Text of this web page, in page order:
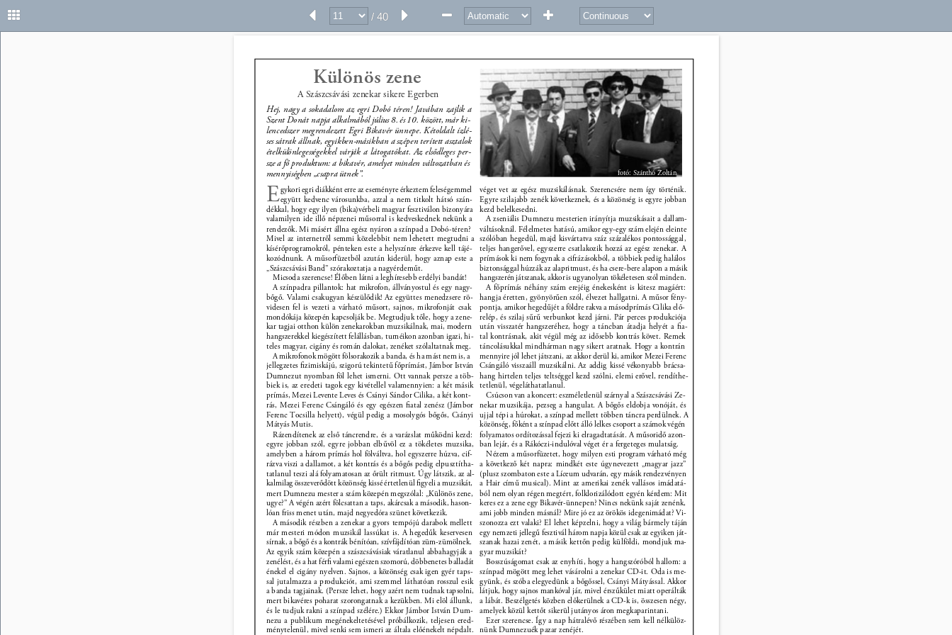
/ 40
Különös zene
A Szászcsávási zenekar sikere Egerben
Hej, nagy a sokadalom az egri Dobó téren! Javában zajlik a
Szent Donát napja alkalmából július 8. és 10. között, már ki-
lencedszer megrendezett Egri Bikavér ünnepe. Kétoldalt ízlé-
ses sátrak állnak, egyikben-másikban a szépen terített asztalok
ételkülönlegességekkel várják a látogatókat. Az elsődleges per-
sze a fő produktum: a bikavér, amelyet minden változatban és
mennyiségben „csapra ütnek”.
E gykori egri diákként erre az eseményre érkeztem feleségemmel
együtt kedvenc városunkba, azzal a nem titkolt hátsó szán-
dékkal, hogy egy ilyen (bika)vérbeli magyar fesztiválon bizonyára
valamilyen ide illő népzenei műsorral is kedveskednek nekünk a
rendezők. Mi másért állna egész nyáron a színpad a Dobó-téren?
Mivel az internetről semmi közelebbit nem lehetett megtudni a
kísérőprogramokról, pénteken este a helyszínre érkezve kell tájé-
kozódnunk. A műsorfüzetből azután kiderül, hogy aznap este a
„Szászcsávási Band” szórakoztatja a nagyérdeműt.
Micsoda szerencse! Élőben látni a leghíresebb erdélyi bandát!
A színpadra pillantok: hat mikrofon, állványostul és egy nagy-
bőgő. Valami csakugyan készülődik! Az együttes menedzsere rö-
videsen fel is vezeti a várható műsort, sajnos, mikrofonját csak
mondókája közepén kapcsolják be. Megtudjuk tőle, hogy a zene-
kar tagjai otthon külön zenekarokban muzsikálnak, mai, modern
hangszerekkel kiegészített felállásban, turnéikon azonban igazi, hi-
teles magyar, cigány és román dalokat, zenéket szólaltatnak meg.
A mikrofonok mögött fölsorakozik a banda, és ha mást nem is, a
jellegzetes ﬁzimiskájú, szigorú tekintetű főprímást, Jámbor István
Dumnezut nyomban föl lehet ismerni. Ott vannak persze a töb-
biek is, az eredeti tagok egy kivétellel valamennyien: a két másik
prímás, Mezei Levente Leves és Csányi Sándor Cilika, a két kont-
rás, Mezei Ferenc Csángáló és egy egészen ﬁatal zenész (Jámbor
Ferenc Tocsilla helyett), végül pedig a mosolygós bőgős, Csányi
Mátyás Mutis.
Rázendítenek az első táncrendre, és a varázslat működni kezd:
egyre jobban szól, egyre jobban elbűvöl ez a tökéletes muzsika,
amelyben a három prímás hol fölváltva, hol egyszerre húzva, cif-
rázva viszi a dallamot, a két kontrás és a bőgős pedig elpusztítha-
tatlanul teszi alá folyamatosan az őrült ritmust. Úgy látszik, az al-
kalmilag összeverődött közönség kissé értetlenül ﬁgyeli a muzsikát,
mert Dumnezu mester a szám közepén megszólal: „Különös zene,
ugye?” A végén azért fölcsattan a taps, akárcsak a második, hason-
lóan friss menet után, majd negyedóra szünet következik.
A második részben a zenekar a gyors tempójú darabok mellett
már mesteri módon muzsikál lassúkat is. A hegedűk keservesen
sírnak, a bőgő és a kontrák bénítóan, szívfájdítóan züm-zümölnek.
Az egyik szám közepén a szászcsávásiak váratlanul abbahagyják a
zenélést, és a hat férﬁ valami egészen szomorú, döbbenetes balladát
énekel el cigány nyelven. Sajnos, a közönség csak igen gyér taps-
sal jutalmazza a produkciót, ami szemmel láthatóan rosszul esik
a banda tagjainak. (Persze lehet, hogy azért nem tudnak tapsolni,
mert bikavéres poharat szorongatnak a kezükben. Mi elöl állunk,
és le tudjuk rakni a színpad szélére.) Ekkor Jámbor István Dum-
nezu a publikum megénekeltetésével próbálkozik, teljesen ered-
ménytelenül, mivel senki sem ismeri az általa előénekelt népdalt.
véget vet az egész muzsikálásnak. Szerencsére nem így történik.
Egyre szilajabb zenék következnek, és a közönség is egyre jobban
kezd belelkesedni.
A zseniális Dumnezu mesterien irányítja muzsikásait a dallam-
váltásoknál. Félelmetes hatású, amikor egy-egy szám elején eleinte
szólóban hegedül, majd kisvártatva száz százalékos pontossággal,
teljes hangerővel, egyszerre csatlakozik hozzá az egész zenekar. A
prímások ki nem fogynak a cifrázásokból, a többiek pedig halálos
biztonsággal húzzák az alapritmust, és ha csere-bere alapon a másik
hangszerén játszanak, akkor is ugyanolyan tökéletesen szól minden.
A főprímás néhány szám erejéig énekesként is kitesz magáért:
hangja éretten, gyönyörűen szól, élvezet hallgatni. A műsor fény-
pontja, amikor hegedűjét a földre rakva a másodprímás Cilika elő-
relép, és szilaj sűrű verbunkot kezd járni. Pár perces produkciója
után visszatér hangszeréhez, hogy a táncban átadja helyét a ﬁa-
tal kontrásnak, akit végül még az idősebb kontrás követ. Remek
táncolásukkal mindhárman nagy sikert aratnak. Hogy a kontrán
mennyire jól lehet játszani, az akkor derül ki, amikor Mezei Ferenc
Csángáló visszaáll muzsikálni. Az addig kissé vékonyabb brácsa-
hang hirtelen teljes teltséggel kezd szólni, elemi erővel, rendíthe-
tetlenül, végeláthatatlanul.
Csúcson van a koncert: eszméletlenül szárnyal a Szászcsávási Ze-
nekar muzsikája, pezseg a hangulat. A bőgős eldobja vonóját, és
ujjal tépi a húrokat, a színpad mellett többen táncra perdülnek. A
közönség, főként a színpad előtt álló lelkes csoport a számok végén
folyamatos ordítozással fejezi ki elragadtatását. A műsoridő azon-
ban lejár, és a Rákóczi-indulóval véget ér a fergeteges mulatság.
Nézem a műsorfüzetet, hogy milyen esti program várható még
a következő két napra: mindkét este úgynevezett „magyar jazz”
(plusz szombaton este a Líceum udvarán, egy másik rendezvényen
a Hair című musical). Mint az amerikai zenék vallásos imádatá-
ból nem olyan régen megtért, folklorizálódott egyén kérdem: Mit
keres ez a zene egy Bikavér-ünnepen? Nincs nekünk saját zenénk,
ami jobb minden másnál? Mire jó ez az örökös idegenimádat? Vi-
szonozza ezt valaki? El lehet képzelni, hogy a világ bármely táján
egy nemzeti jellegű fesztivál három napja közül csak az egyiken ját-
szanak hazai zenét, a másik kettőn pedig külföldi, mondjuk ma-
gyar muzsikát?
Bosszúságomat csak az enyhíti, hogy a hangszóróból hallom: a
színpad mögött meg lehet vásárolni a zenekar CD-it. Oda is me-
gyünk, és szóba elegyedünk a bőgőssel, Csányi Mátyással. Akkor
látjuk, hogy sajnos mankóval jár, mivel érszűkület miatt operálták
a lábát. Beszélgetés közben előkerülnek a CD-k is, összesen négy,
amelyek közül kettőt sikerül jutányos áron megkaparintani.
Ezer szerencse. Így a nap hátralévő részében sem kell nélkülöz-
nünk Dumnezuék pazar zenéjét.
fotó: Szánthó Zoltán